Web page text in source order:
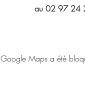
au 02 97 24
Google Maps a été